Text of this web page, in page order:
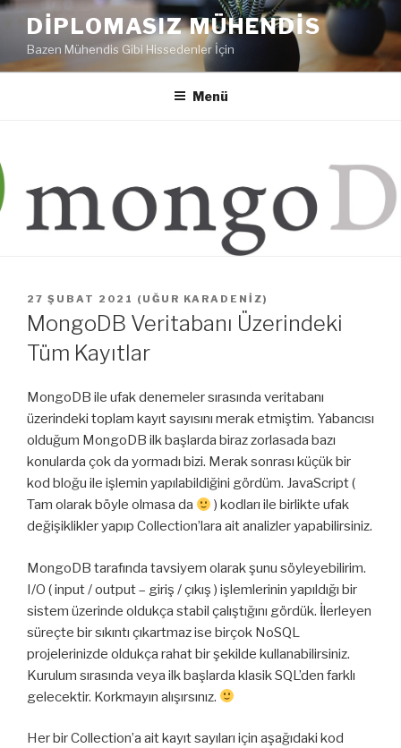
İçeriğe
DIPLOMASIZ MÜHENDIS
Bazen Mühendis Gibi Hissedenler İçin
Menü
YAYIM
TARIHI
27 ŞUBAT 2021 ( UĞUR KARADENIZ)
MongoDB Veritabanı Üzerindeki
Tüm Kayıtlar
MongoDB ile ufak denemeler sırasında veritabanı
üzerindeki toplam kayıt sayısını merak etmiştim. Yabancısı
olduğum MongoDB ilk başlarda biraz zorlasada bazı
konularda çok da yormadı bizi. Merak sonrası küçük bir
kod bloğu ile işlemin yapılabildiğini gördüm. JavaScript (
Tam olarak böyle olmasa da
) kodları ile birlikte ufak
değişiklikler yapıp Collection’lara ait analizler yapabilirsiniz.
MongoDB tarafında tavsiyem olarak şunu söyleyebilirim.
I/O ( input / output – giriş / çıkış ) işlemlerinin yapıldığı bir
sistem üzerinde oldukça stabil çalıştığını gördük. İlerleyen
süreçte bir sıkıntı çıkartmaz ise birçok NoSQL
projelerinizde oldukça rahat bir şekilde kullanabilirsiniz.
Kurulum sırasında veya ilk başlarda klasik SQL’den farklı
gelecektir. Korkmayın alışırsınız.
Her bir Collection’a ait kayıt sayıları için aşağıdaki kod